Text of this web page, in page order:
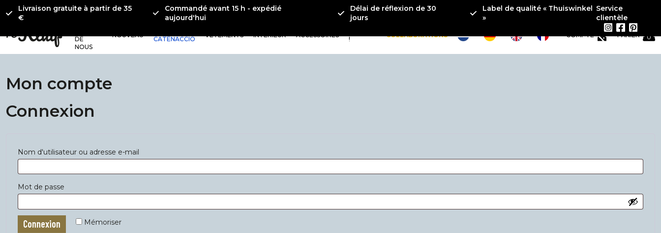
Livraison gratuite à partir de 35
€
Commandé avant 15 h - expédié
aujourd'hui
Délai de réflexion de 30
jours
Label de qualité « Thuiswinkel
»
Service
clientèle
DE
NOUS
NOUVEAU
CATENACCIO
VÊTEMENTS INTÉRIEUR ACCESSOIRES
!
COLLABORATIONS COMPTE PANIER 0
Mon compte
Connexion
Nom d'utilisateur ou adresse e-mail
Mot de passe
Mémoriser
Connexion